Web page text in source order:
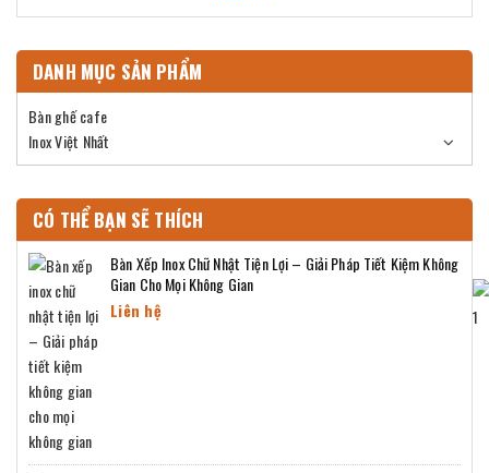
DANH MỤC SẢN PHẨM
Bàn ghế cafe
Inox Việt Nhất
CÓ THỂ BẠN SẼ THÍCH
Bàn Xếp Inox Chữ Nhật Tiện Lợi – Giải Pháp Tiết Kiệm Không
Gian Cho Mọi Không Gian
Liên hệ